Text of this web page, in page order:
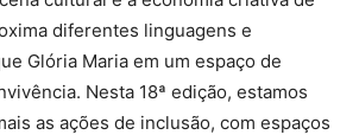
diferentes linguagens e
Glória Maria em um espaço de
Nesta 18ª edição, estamos
as ações de inclusão, com espaços